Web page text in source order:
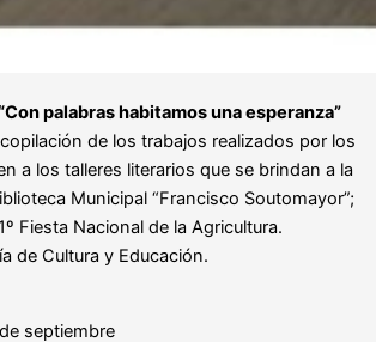
palabras habitamos una esperanza”
de los trabajos realizados por los
a los talleres literarios que se brindan a la
Municipal “Francisco Soutomayor”;
Fiesta Nacional de la Agricultura.
de Cultura y Educación.
septiembre